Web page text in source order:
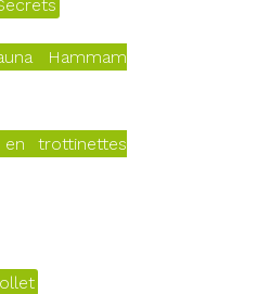
Hammam
trottinettes